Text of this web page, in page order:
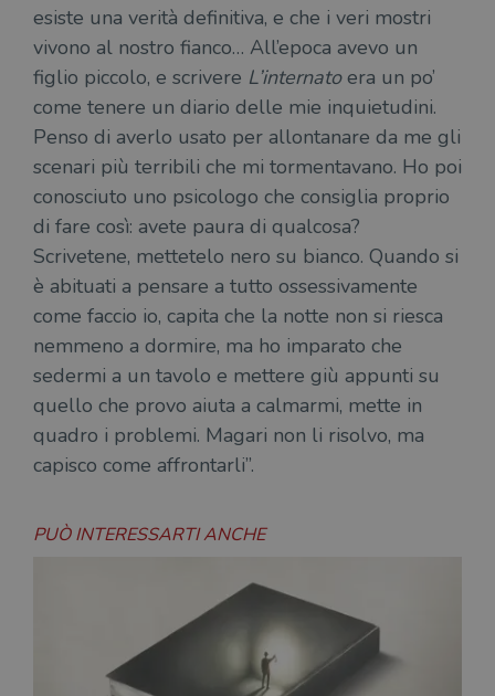
esiste una verità definitiva, e che i veri mostri
vivono al nostro fianco… All’epoca avevo un
figlio piccolo, e scrivere L’internatoera un po’
come tenere un diario delle mie inquietudini.
Penso di averlo usato per allontanare da me gli
scenari più terribili che mi tormentavano. Ho poi
conosciuto uno psicologo che consiglia proprio
di fare così: avete paura di qualcosa?
Scrivetene, mettetelo nero su bianco. Quando si
è abituati a pensare a tutto ossessivamente
come faccio io, capita che la notte non si riesca
nemmeno a dormire, ma ho imparato che
sedermi a un tavolo e mettere giù appunti su
quello che provo aiuta a calmarmi, mette in
quadro i problemi. Magari non li risolvo, ma
capisco come affrontarli”.
PUÒ INTERESSARTI ANCHE